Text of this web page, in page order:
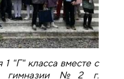
"Г" класса вместе с
гимназии №2 г.